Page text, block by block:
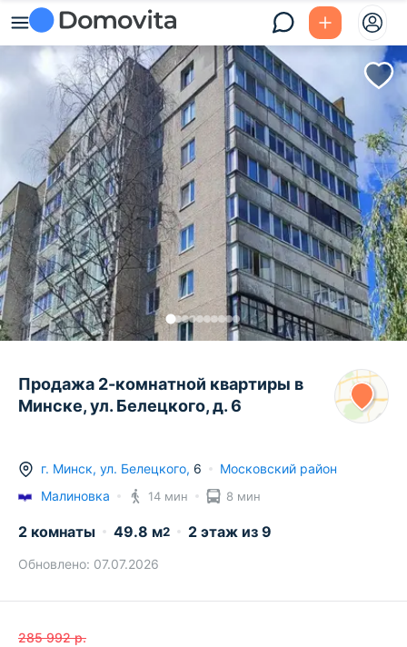
Продажа 2-комнатной квартиры в
Минске, ул. Белецкого, д. 6
г. Минск, ул. Белецкого, 6
Московский район
Малиновка
14 мин 8 мин
2 комнаты 49.8 м2 2 этаж из 9
Обновлено: 07.07.2026
285 992 р.